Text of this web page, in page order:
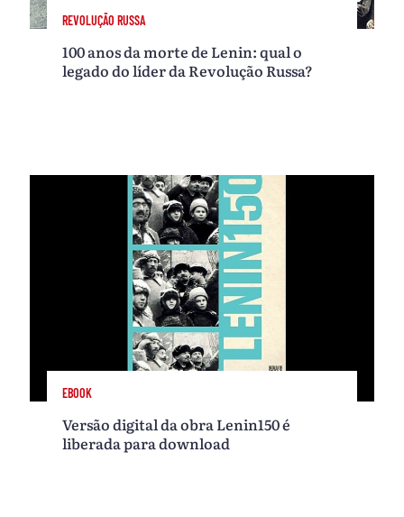
REVOLUÇÃO RUSSA
100 anos da morte de Lenin: qual o
legado do líder da Revolução Russa?
EBOOK
Versão digital da obra Lenin150 é
liberada para download